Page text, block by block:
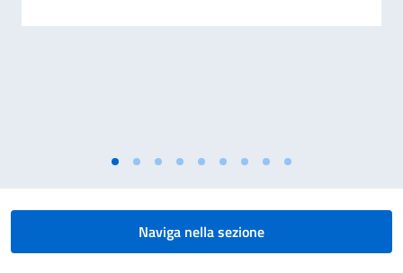
Naviga nella sezione